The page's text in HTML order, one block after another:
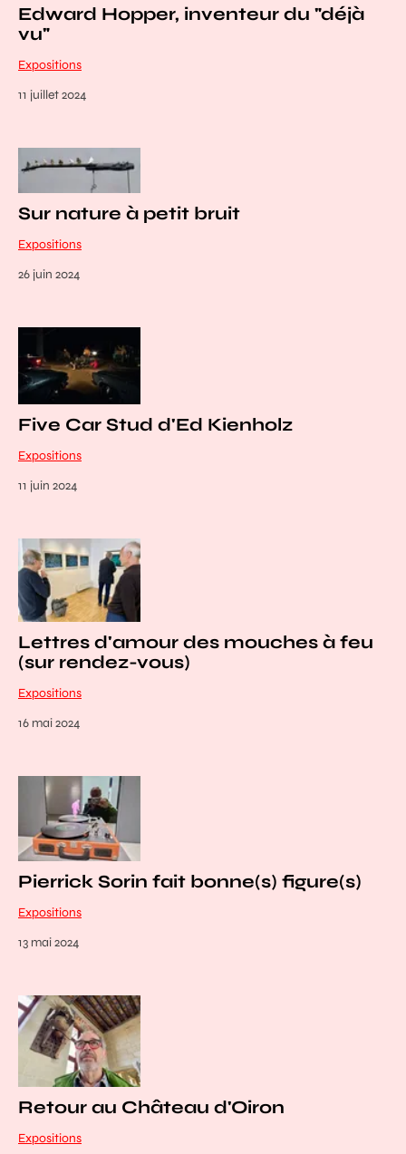
Edward Hopper, inventeur du "déjà
vu"
Expositions
11 juillet 2024
Sur nature à petit bruit
Expositions
26 juin 2024
Five Car Stud d'Ed Kienholz
Expositions
11 juin 2024
Lettres d'amour des mouches à feu
(sur rendez-vous)
Expositions
16 mai 2024
Pierrick Sorin fait bonne(s) figure(s)
Expositions
13 mai 2024
Retour au Château d'Oiron
Expositions